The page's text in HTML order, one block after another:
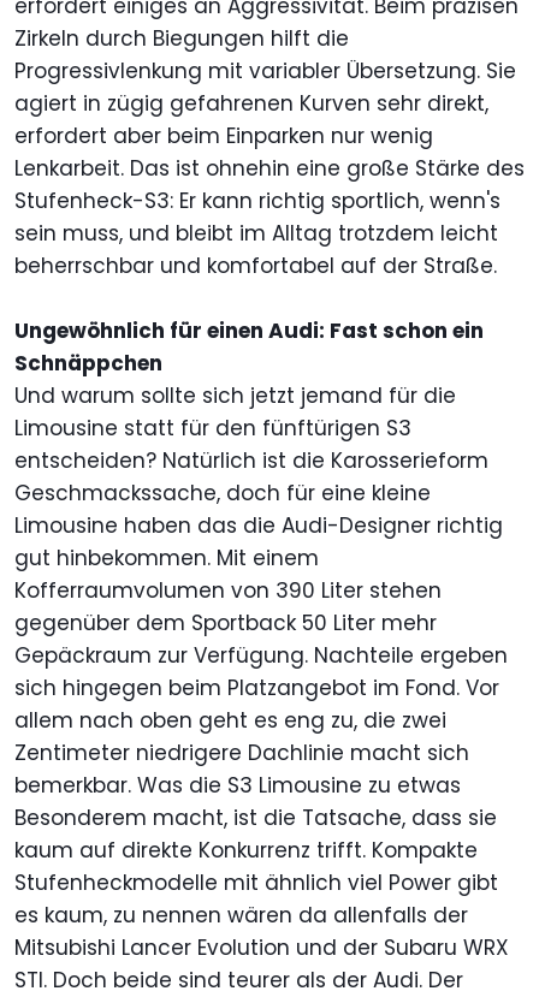
erfordert einiges an Aggressivität. Beim präzisen
Zirkeln durch Biegungen hilft die
Progressivlenkung mit variabler Übersetzung. Sie
agiert in zügig gefahrenen Kurven sehr direkt,
erfordert aber beim Einparken nur wenig
Lenkarbeit. Das ist ohnehin eine große Stärke des
Stufenheck-S3: Er kann richtig sportlich, wenn's
sein muss, und bleibt im Alltag trotzdem leicht
beherrschbar und komfortabel auf der Straße.
Ungewöhnlich für einen Audi: Fast schon ein
Schnäppchen
Und warum sollte sich jetzt jemand für die
Limousine statt für den fünftürigen S3
entscheiden? Natürlich ist die Karosserieform
Geschmackssache, doch für eine kleine
Limousine haben das die Audi-Designer richtig
gut hinbekommen. Mit einem
Kofferraumvolumen von 390 Liter stehen
gegenüber dem Sportback 50 Liter mehr
Gepäckraum zur Verfügung. Nachteile ergeben
sich hingegen beim Platzangebot im Fond. Vor
allem nach oben geht es eng zu, die zwei
Zentimeter niedrigere Dachlinie macht sich
bemerkbar. Was die S3 Limousine zu etwas
Besonderem macht, ist die Tatsache, dass sie
kaum auf direkte Konkurrenz trifft. Kompakte
Stufenheckmodelle mit ähnlich viel Power gibt
es kaum, zu nennen wären da allenfalls der
Mitsubishi Lancer Evolution und der Subaru WRX
STI. Doch beide sind teurer als der Audi. Der